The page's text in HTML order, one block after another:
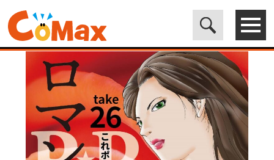
電子書籍マンガ CoMax(コマックス)公式サイト - 株式会社ICE>
ORIGINAL> R★P ロマンポルノ26［話売］